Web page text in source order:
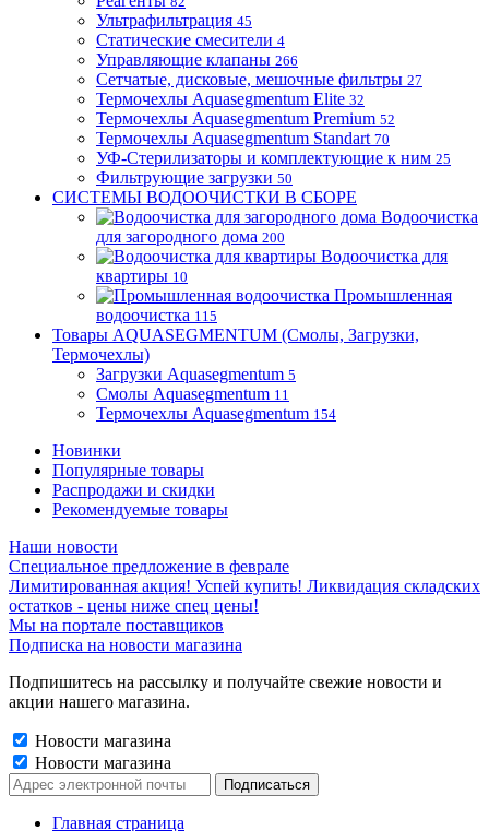
Ультрафильтрация 45
Статические смесители 4
Управляющие клапаны 266
Сетчатые, дисковые, мешочные фильтры 27
Термочехлы Aquasegmentum Elite 32
Термочехлы Aquasegmentum Premium 52
Термочехлы Aquasegmentum Standart 70
УФ-Стерилизаторы и комплектующие к ним 25
Фильтрующие загрузки 50
СИСТЕМЫ ВОДООЧИСТКИ В СБОРЕ
Водоочистка
для загородного дома 200
Водоочистка для
квартиры 10
Промышленная
водоочистка 115
Товары AQUASEGMENTUM (Смолы, Загрузки,
Термочехлы)
Загрузки Aquasegmentum 5
Смолы Aquasegmentum 11
Термочехлы Aquasegmentum 154
Новинки
Популярные товары
Распродажи и скидки
Рекомендуемые товары
Наши новости
Специальное предложение в феврале
Лимитированная акция! Успей купить! Ликвидация складских
остатков - цены ниже спец цены!
Мы на портале поставщиков
Подписка на новости магазина
Подпишитесь на рассылку и получайте свежие новости и
акции нашего магазина.
Новости магазина
Новости магазина
Главная страница